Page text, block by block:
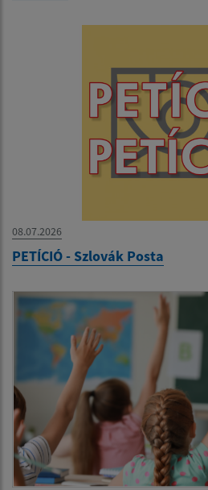
08.07.2026
PETÍCIÓ - Szlovák Posta